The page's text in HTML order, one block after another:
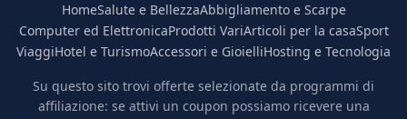
HomeSalute e BellezzaAbbigliamento e Scarpe
Computer ed ElettronicaProdotti VariArticoli per la casaSport
ViaggiHotel e TurismoAccessori e GioielliHosting e Tecnologia
Su questo sito trovi offerte selezionate da programmi di
affiliazione: se attivi un coupon possiamo ricevere una